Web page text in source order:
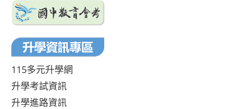
115多元升學網
升學考試資訊
升學進路資訊